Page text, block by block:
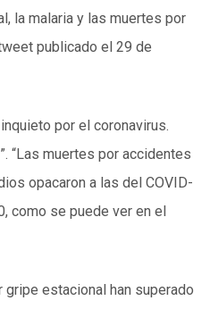
la malaria y las muertes por
publicado el 29 de
por el coronavirus.
“Las muertes por accidentes
opacaron a las del COVID-
como se puede ver en el
gripe estacional han superado